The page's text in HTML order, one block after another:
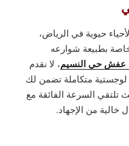
حيوية في الرياض،
خاصة بطبيعة شوارعه
عفش حي النسيم، لا نقدم
متكاملة تضمن لك
تلتقي السرعة الفائقة مع
خالية من الإجهاد.